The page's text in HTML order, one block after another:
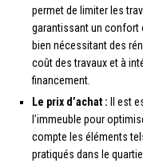
permet de limiter les
garantissant un confort
bien nécessitant des
coût des travaux et à
financement.
Le prix d’achat : Il est
l’immeuble pour
compte les éléments
pratiqués dans le